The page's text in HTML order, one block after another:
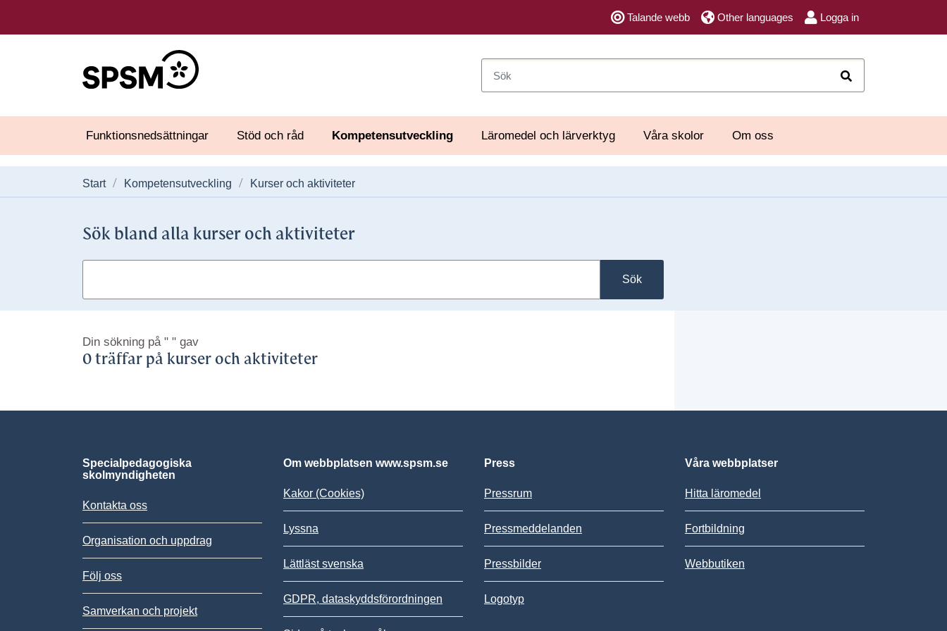
Talande webb Other languages Logga in
Funktionsnedsättningar Stöd och råd Kompetensutveckling Läromedel och lärverktyg Våra skolor Om oss
Start Kompetensutveckling Kurser och aktiviteter
Sök bland alla kurser och aktiviteter
Sök
Din sökning på " " gav
0 träffar på kurser och aktiviteter
Specialpedagogiska
skolmyndigheten
Kontakta oss
Organisation och uppdrag
Följ oss
Samverkan och projekt
Om webbplatsen www.spsm.se
Kakor (Cookies)
Lyssna
Lättläst svenska
GDPR, dataskyddsförordningen
Press
Pressrum
Pressmeddelanden
Pressbilder
Logotyp
Våra webbplatser
Hitta läromedel
Fortbildning
Webbutiken